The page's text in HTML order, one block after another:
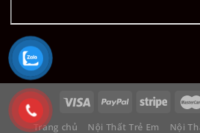
Trang chủ Nội Thất Trẻ Em
Nội